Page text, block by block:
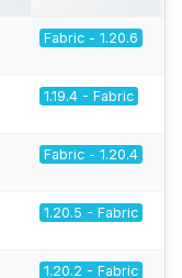
Fabric - 1.20.6
1.19.4 - Fabric
Fabric - 1.20.4
1.20.5 - Fabric
1.20.2 - Fabric